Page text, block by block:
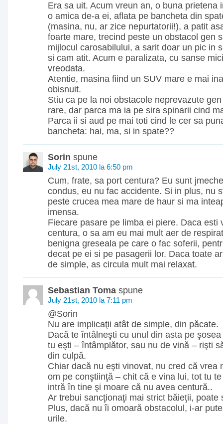
Era sa uit. Acum vreun an, o buna prietena
o amica de-a ei, aflata pe bancheta din
(masina, nu, ar zice nepurtatorii!), a patit
foarte mare, trecind peste un obstacol gen
mijlocul carosabilului, a sarit doar un pic in
si cam atit. Acum e paralizata, cu sanse
vreodata.
Atentie, masina fiind un SUV mare e mai
obisnuit.
Stiu ca pe la noi obstacole neprevazute
rare, dar parca ma ia pe sira spinarii cind
Parca ii si aud pe mai toti cind le cer sa
bancheta: hai, ma, si in spate??
Sorin spune
July 21st, 2010 la 6:50 pm
Cum, frate, sa port centura? Eu sunt
condus, eu nu fac accidente. Si in plus, nu
peste crucea mea mare de haur si ma
imensa.
Fiecare pasare pe limba ei piere. Daca esti
centura, o sa am eu mai mult aer de
benigna greseala pe care o fac soferii,
decat pe ei si pe pasagerii lor. Daca toate
de simple, as circula mult mai relaxat.
Sebastian Toma spune
July 21st, 2010 la 7:11 pm
@Sorin
Nu are implicaţii atât de simple, din păcate.
Dacă te întâlneşti cu unul din asta pe
tu eşti – întâmplător, sau nu de vină – rişti
din culpă.
Chiar dacă nu eşti vinovat, nu cred că vrea
om pe conştiinţă – chit că e vina lui, tot tu
intră în tine şi moare că nu avea centură..
Ar trebui sancţionaţi mai strict băieţii, poate
Plus, dacă nu îi omoară obstacolul, i-ar
urile.